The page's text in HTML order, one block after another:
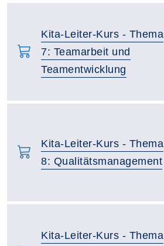
Kita-Leiter-Kurs - Thema
7: Teamarbeit und
Teamentwicklung
Kita-Leiter-Kurs - Thema
8: Qualitätsmanagement
Kita-Leiter-Kurs - Thema